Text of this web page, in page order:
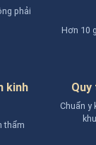
phải
Hơn 10
kinh
thẩm
Chuẩn y